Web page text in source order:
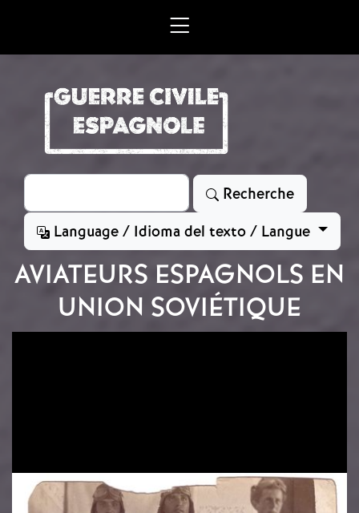
Rechercher
Recherche
Language / Idioma del texto / Langue
AVIATEURS ESPAGNOLS EN
UNION SOVIÉTIQUE